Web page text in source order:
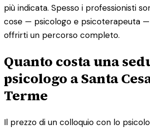
più indicata. Spesso i professionisti
cose — psicologo e psicoterapeuta
offrirti un percorso completo.
Quanto costa una
psicologo a Santa
Terme
Il prezzo di un colloquio con lo